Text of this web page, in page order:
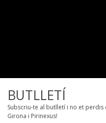
BUTLLETÍ
Subscriu-te al butlletí i no et
Girona i Pirinexus!